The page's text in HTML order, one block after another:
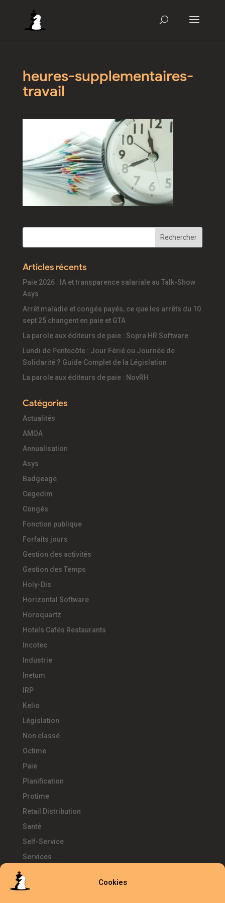
Cookies
heures-supplementaires-
travail
Articles récents
Paie 2026 : IA et transparence salariale au Talk-Show
Asys
Arrêt maladie et congés payés, ce que les arrêts du 10
sept 25 changent en paie et GTA
La parole aux éditeurs de paie : Sopra HR Software
Lundi de Pentecôte : Jour Férié ou Journée de
Solidarité ? Guide Complet de la Législation
La parole aux éditeurs de paie : NovRH
Catégories
Actualités
AMOA
Annualisation
Asys
Badgeage
Cegedim
Congés
Fonction publique
Forfaits jours
Gestion des activités
Gestion des Temps
Holy-Dis
Horizontal Software
Horoquartz
Hotels Cafés Restaurants
Incotec
Industrie
Inetum
IRP
Kelio
Législation
Non classé
Octime
Paie
Planification
Protime
Retail Distribution
Santé
Self-Service
Services
Télétravail